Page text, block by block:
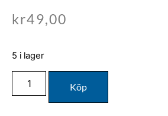
kr49,00
5 i lager
Köp